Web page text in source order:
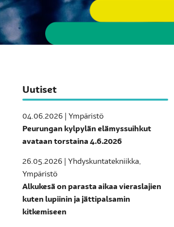
Uutiset
04.06.2026 | Ympäristö
Peurungan kylpylän elämyssuihkut
avataan torstaina 4.6.2026
26.05.2026 | Yhdyskuntatekniikka,
Ympäristö
Alkukesä on parasta aikaa vieraslajien
kuten lupiinin ja jättipalsamin
kitkemiseen